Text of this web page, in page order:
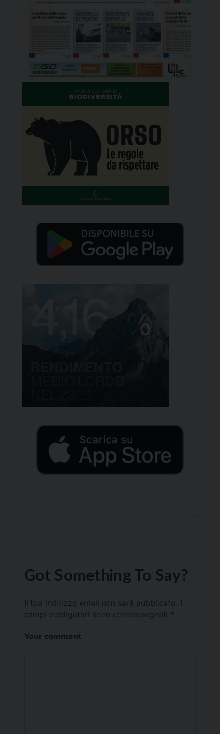
Got Something To Say?
Il tuo indirizzo email non sarà pubblicato.
campi obbligatori sono contrassegnati *
Your comment